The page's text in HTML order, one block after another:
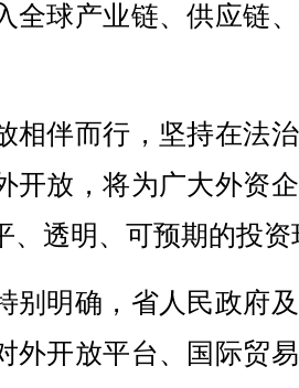
全球产业链、供应链
伴而行，坚持在法
开放，将为广大外资
、透明、可预期的投资
明确，省人民政府
外开放平台、国际贸